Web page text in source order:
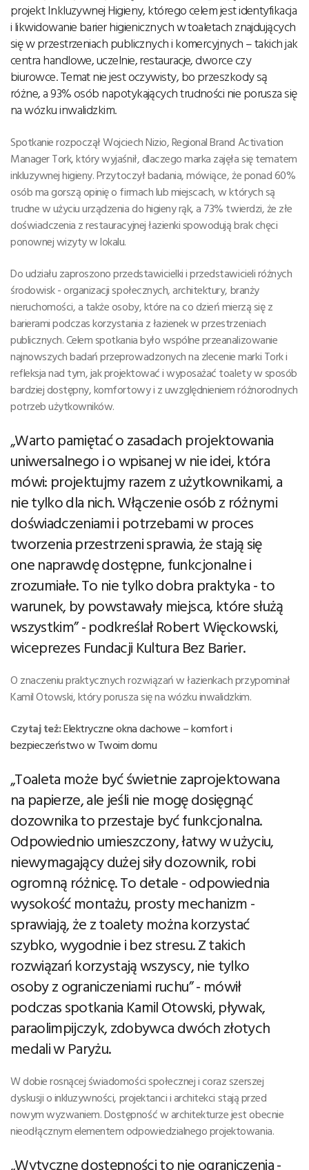
projekt Inkluzywnej Higieny, którego celem jest identyfikacja
i likwidowanie barier higienicznych w toaletach znajdujących
się w przestrzeniach publicznych i komercyjnych – takich jak
centra handlowe, uczelnie, restauracje, dworce czy
biurowce. Temat nie jest oczywisty, bo przeszkody są
różne, a 93% osób napotykających trudności nie porusza się
na wózku inwalidzkim.
Spotkanie rozpoczął Wojciech Nizio, Regional Brand Activation
Manager Tork, który wyjaśnił, dlaczego marka zajęła się tematem
inkluzywnej higieny. Przytoczył badania, mówiące, że ponad 60%
osób ma gorszą opinię o firmach lub miejscach, w których są
trudne w użyciu urządzenia do higieny rąk, a 73% twierdzi, że złe
doświadczenia z restauracyjnej łazienki spowodują brak chęci
ponownej wizyty w lokalu.
Do udziału zaproszono przedstawicielki i przedstawicieli różnych
środowisk - organizacji społecznych, architektury, branży
nieruchomości, a także osoby, które na co dzień mierzą się z
barierami podczas korzystania z łazienek w przestrzeniach
publicznych. Celem spotkania było wspólne przeanalizowanie
najnowszych badań przeprowadzonych na zlecenie marki Tork i
refleksja nad tym, jak projektować i wyposażać toalety w sposób
bardziej dostępny, komfortowy i z uwzględnieniem różnorodnych
potrzeb użytkowników.
„Warto pamiętać o zasadach projektowania
uniwersalnego i o wpisanej w nie idei, która
mówi: projektujmy razem z użytkownikami, a
nie tylko dla nich. Włączenie osób z różnymi
doświadczeniami i potrzebami w proces
tworzenia przestrzeni sprawia, że stają się
one naprawdę dostępne, funkcjonalne i
zrozumiałe. To nie tylko dobra praktyka - to
warunek, by powstawały miejsca, które służą
wszystkim” - podkreślał Robert Więckowski,
wiceprezes Fundacji Kultura Bez Barier.
O znaczeniu praktycznych rozwiązań w łazienkach przypominał
Kamil Otowski, który porusza się na wózku inwalidzkim.
Czytaj też:Elektryczne okna dachowe – komfort i
bezpieczeństwo w Twoim domu
„Toaleta może być świetnie zaprojektowana
na papierze, ale jeśli nie mogę dosięgnąć
dozownika to przestaje być funkcjonalna.
Odpowiednio umieszczony, łatwy w użyciu,
niewymagający dużej siły dozownik, robi
ogromną różnicę. To detale - odpowiednia
wysokość montażu, prosty mechanizm -
sprawiają, że z toalety można korzystać
szybko, wygodnie i bez stresu. Z takich
rozwiązań korzystają wszyscy, nie tylko
osoby z ograniczeniami ruchu” - mówił
podczas spotkania Kamil Otowski, pływak,
paraolimpijczyk, zdobywca dwóch złotych
medali w Paryżu.
W dobie rosnącej świadomości społecznej i coraz szerszej
dyskusji o inkluzywności, projektanci i architekci stają przed
nowym wyzwaniem. Dostępność w architekturze jest obecnie
nieodłącznym elementem odpowiedzialnego projektowania.
„Wytyczne dostępności to nie ograniczenia -